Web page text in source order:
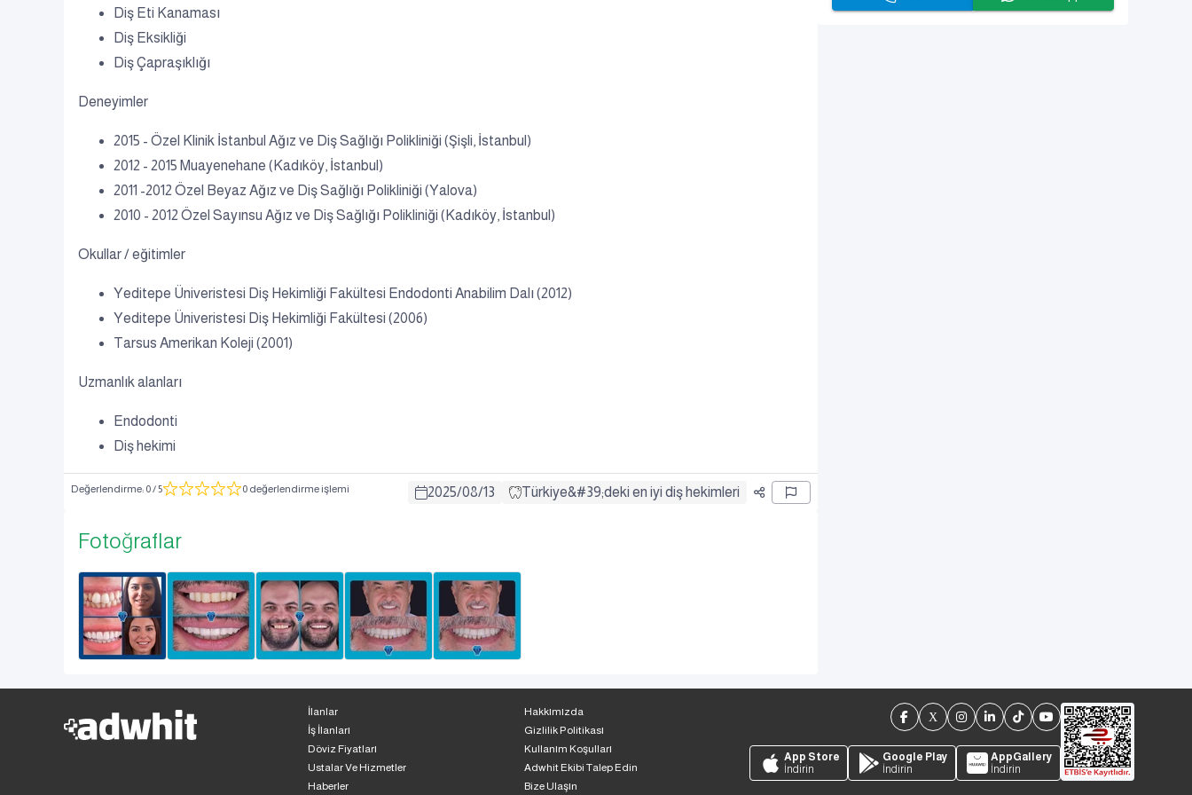
Diş Eti Kanaması
Diş Eksikliği
Diş Çapraşıklığı
Deneyimler
2015 - Özel Klinik İstanbul Ağız ve Diş Sağlığı Polikliniği (Şişli, İstanbul)
2012 - 2015 Muayenehane (Kadıköy, İstanbul)
2011 -2012 Özel Beyaz Ağız ve Diş Sağlığı Polikliniği (Yalova)
2010 - 2012 Özel Sayınsu Ağız ve Diş Sağlığı Polikliniği (Kadıköy, İstanbul)
Okullar / eğitimler
Yeditepe Üniveristesi Diş Hekimliği Fakültesi Endodonti Anabilim Dalı (2012)
Yeditepe Üniveristesi Diş Hekimliği Fakültesi (2006)
Tarsus Amerikan Koleji (2001)
Uzmanlık alanları
Endodonti
Diş hekimi
Değerlendirme: 0/ 5 0 değerlendirme işlemi 2025/08/13 Türkiye&#39;deki en iyi diş hekimleri
Fotoğraflar
İlanlar
İş İlanları
Döviz Fiyatları
Ustalar Ve Hizmetler
Haberler
Hakkımızda
Gizlilik Politikası
Kullanım Koşulları
Adwhit Ekibi Talep Edin
Bize Ulaşın
App Store
İndirin
Google Play
İndirin
AppGallery
İndirin